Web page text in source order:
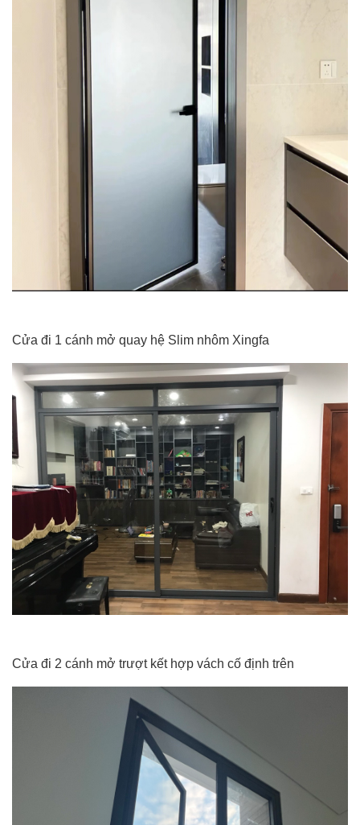
Cửa đi 1 cánh mở quay hệ Slim nhôm Xingfa
Cửa đi 2 cánh mở trượt kết hợp vách cố định trên